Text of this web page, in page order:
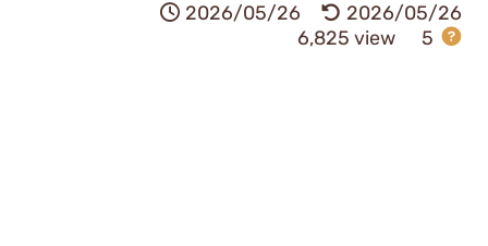
2026/05/26
2026/05/26
6,825 view
5